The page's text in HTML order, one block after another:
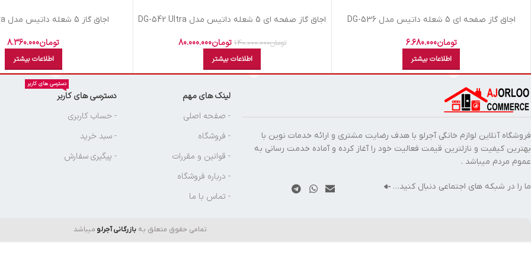
اجاق گاز صفحه ای 5 شعله داتیس مدل DG-536
تومان6.680.000
اطلاعات بیشتر
اجاق گاز صفحه ای 5 شعله داتیس مدل DG-542 Ultra
تومان140.000.000 تومان80.000.000
اطلاعات بیشتر
اجاق گاز 5 شعله داتیس مدل DG 567 Ultra
تومان8.360.000
اطلاعات بیشتر
فروشگاه آنلاین لوازم خانگی آجرلو با هدف رضایت مشتری و ارائه خدمات نوین با
بهترین کیفیت و نازلترین قیمت فعالیت خود را آغاز کرده و آماده خدمت رسانی به
عموم مردم میباشد .
ما را در شبکه های اجتماعی دنبال کنید…
لینک های مهم
- صفحه اصلی
- فروشگاه
- قوانین و مقررات
- درباره فروشگاه
- تماس با ما
دسترسی های کاربر
دسترسی های کاربر
- حساب کاربری
- سبد خرید
- پیگیری سفارش
تمامی حقوق متعلق بهبازرگانی آجرلو میباشد